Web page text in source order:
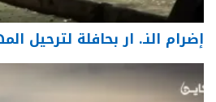
إضرام النـ. ار بحافلة لترحيل